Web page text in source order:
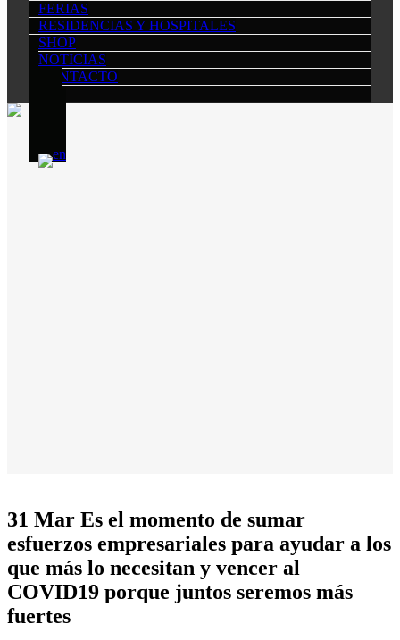
FERIAS
RESIDENCIAS Y HOSPITALES
SHOP
NOTICIAS
CONTACTO
31 Mar Es el momento de sumar
esfuerzos empresariales para ayudar a los
que más lo necesitan y vencer al
COVID19 porque juntos seremos más
fuertes